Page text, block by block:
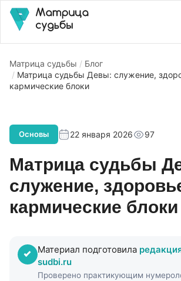
Матрица судьбы
Блог
Матрица судьбы Девы: служение,
кармические блоки
Основы 22 января 2026 97
Матрица судьбы
служение,
кармические блоки
Материал подготовила
sudbi.ru
Проверено практикующим